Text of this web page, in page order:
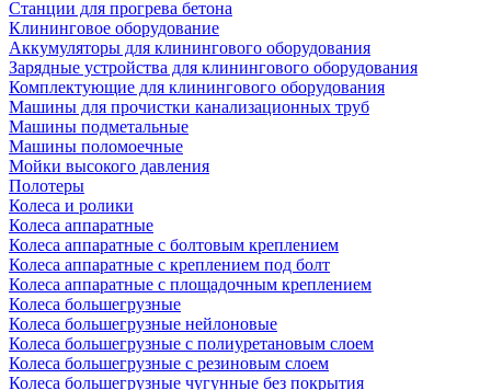
Станции для прогрева бетона
Клининговое оборудование
Аккумуляторы для клинингового оборудования
Зарядные устройства для клинингового оборудования
Комплектующие для клинингового оборудования
Машины для прочистки канализационных труб
Машины подметальные
Машины поломоечные
Мойки высокого давления
Полотеры
Колеса и ролики
Колеса аппаратные
Колеса аппаратные с болтовым креплением
Колеса аппаратные с креплением под болт
Колеса аппаратные с площадочным креплением
Колеса большегрузные
Колеса большегрузные нейлоновые
Колеса большегрузные с полиуретановым слоем
Колеса большегрузные с резиновым слоем
Колеса большегрузные чугунные без покрытия